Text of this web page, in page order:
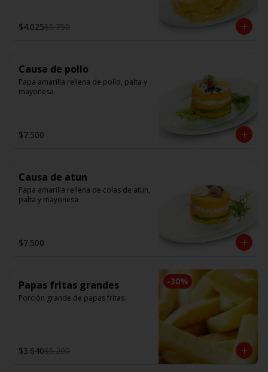
$4.025$5.750
Causa de pollo
Papa amarilla rellena de pollo, palta y
mayonesa.
$7.500
Causa de atun
Papa amarilla rellena de colas de atún,
palta y mayonesa
$7.500
-30%
Papas fritas grandes
Porción grande de papas fritas.
$3.640$5.200